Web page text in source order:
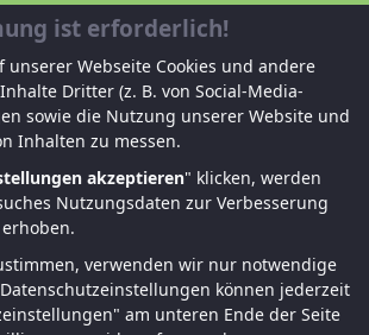
uns!
helfen
ist erforderlich!
unserer Webseite Cookies und andere
Dritter (z. B. von Social-Media-
sowie die Nutzung unserer Website und
Inhalten zu messen.
akzeptieren" klicken, werden
Nutzungsdaten zur Verbesserung
verwenden wir nur notwendige
können jederzeit
am unteren Ende der Seite